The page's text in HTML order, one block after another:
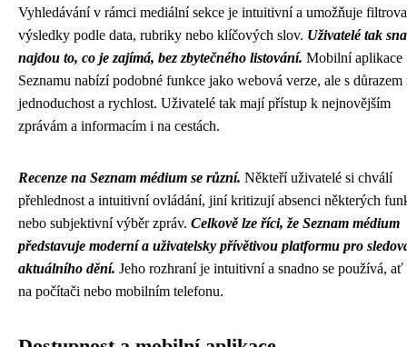
Vyhledávání v rámci mediální sekce je intuitivní a umožňuje
výsledky podle data, rubriky nebo klíčových slov. Uživatelé tak
najdou to, co je zajímá, bez zbytečného listování. Mobilní aplikace
Seznamu nabízí podobné funkce jako webová verze, ale s důrazem
jednoduchost a rychlost. Uživatelé tak mají přístup k nejnovějším
zprávám a informacím i na cestách.
Recenze na Seznam médium se různí. Někteří uživatelé si chválí
přehlednost a intuitivní ovládání, jiní kritizují absenci některých
nebo subjektivní výběr zpráv. Celkově lze říci, že Seznam médium
představuje moderní a uživatelsky přívětivou platformu pro
aktuálního dění. Jeho rozhraní je intuitivní a snadno se používá, ať
na počítači nebo mobilním telefonu.